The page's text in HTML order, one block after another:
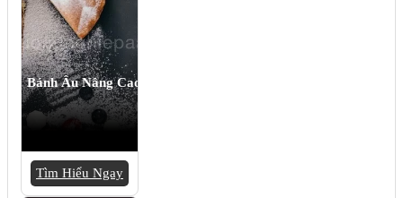
Bánh Âu Nâng Cao
Tìm Hiểu Ngay